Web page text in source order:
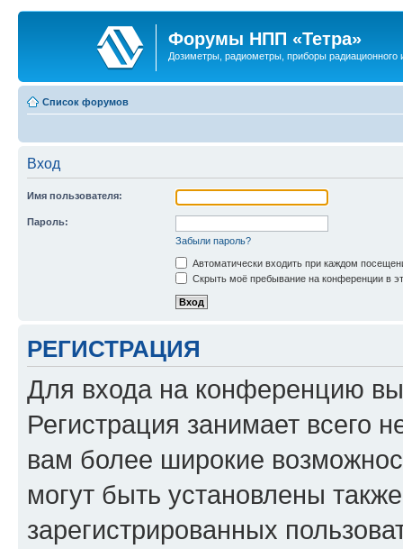
Форумы НПП «Тетра»
Дозиметры, радиометры, приборы радиационного
Список форумов
Вход
Имя пользователя:
Пароль:
Забыли пароль?
Автоматически входить при каждом
Скрыть моё пребывание на конференции в
РЕГИСТРАЦИЯ
Для входа на конференцию
Регистрация занимает всего
вам более широкие
могут быть установлены
зарегистрированных